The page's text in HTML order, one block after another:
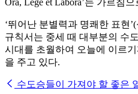
‘뛰어난 분별력과 명쾌한 표현
규칙서는 중세 때 대부분의 수
시대를 초월하여 오늘에 이르
을 주고 있다.
수도승들이 가져야 할 좋은